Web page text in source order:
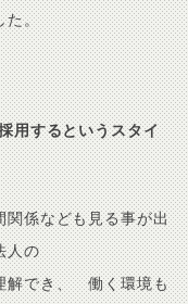
た。
用するというスタイ
関係なども見る事が出
人の
解でき、 働く環境も